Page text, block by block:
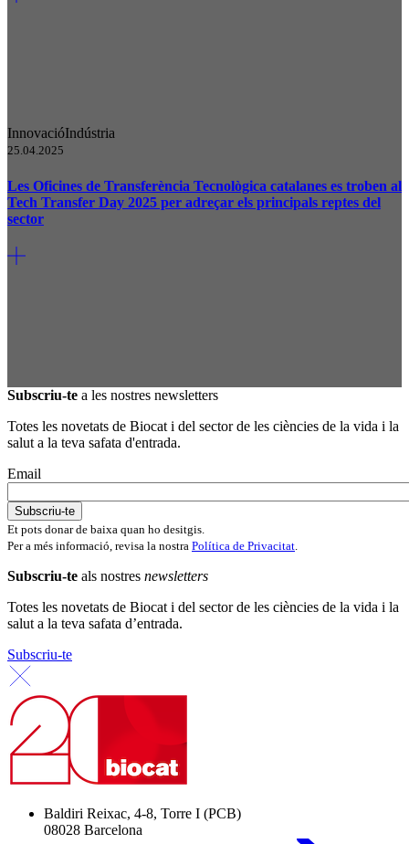
InnovacióIndústria
25.04.2025
Les Oficines de Transferència Tecnològica catalanes es troben al
Tech Transfer Day 2025 per adreçar els principals reptes del
sector
Subscriu-te a les nostres newsletters
Totes les novetats de Biocat i del sector de les ciències de la vida i la
salut a la teva safata d'entrada.
Email
Et pots donar de baixa quan ho desitgis.
Per a més informació, revisa la nostra Política de Privacitat
Subscriu-te als nostres newsletters
Totes les novetats de Biocat i del sector de les ciències de la vida i la
salut a la teva safata d’entrada.
Subscriu-te
Baldiri Reixac, 4-8, Torre I (PCB)
08028 Barcelona